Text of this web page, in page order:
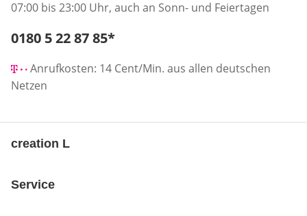
07:00 bis 23:00 Uhr, auch an Sonn- und Feiertagen
Telefonnummer:
0180 5 22 87 85*
Anrufkosten: 14 Cent/Min. aus allen deutschen
Netzen
creation L
Service